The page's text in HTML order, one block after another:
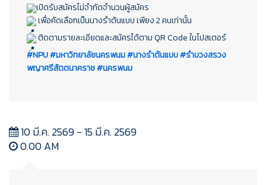
เปิดรับสมัครไม่จำกัดจำนวนผู้สมัคร
เพื่อคัดเลือกเป็นนางรำต้นแบบ เพียง 2 คนเท่านั้น
ติดตามรายละเอียดและสมัครได้ตาม QR Code ในโปสเตอร์
#NPU#มหาวิทยาลัยนครพนม#นางรำต้นแบบ#รำบวงสรวง
พญาศรีสัตตนาคราช#นครพนม
10 มี.ค. 2569 - 15 มี.ค. 2569
0.00 AM